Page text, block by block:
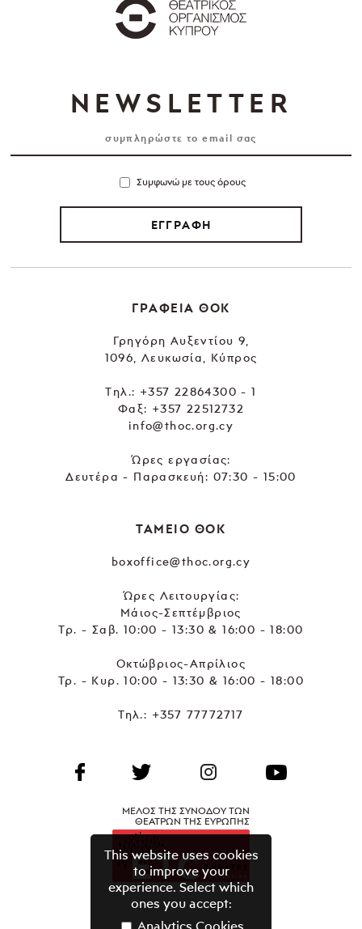
NEWSLETTER
Συμφωνώ με τους όρους
ΕΓΓΡΑΦΗ
ΓΡΑΦΕΙΑ ΘΟΚ
Γρηγόρη Αυξεντίου 9,
1096, Λευκωσία, Κύπρος
Tηλ.: +357 22864300 - 1
Φαξ: +357 22512732
info@thoc.org.cy
Ώρες εργασίας:
Δευτέρα - Παρασκευή: 07:30 - 15:00
ΤΑΜΕΙΟ ΘΟΚ
boxoffice@thoc.org.cy
Ώρες Λειτουργίας:
Μάιος-Σεπτέμβριος
Τρ. - Σαβ. 10:00 - 13:30 & 16:00 - 18:00
Οκτώβριος-Απρίλιος
Τρ. - Κυρ. 10:00 - 13:30 & 16:00 - 18:00
Τηλ.: +357 77772717
ΜΕΛΟΣ ΤΗΣ ΣΥΝΟΔΟΥ ΤΩΝ
ΘΕΑΤΡΩΝ ΤΗΣ ΕΥΡΩΠΗΣ
This website uses cookies
to improve your
experience. Select which
ones you accept:
Analytics Cookies